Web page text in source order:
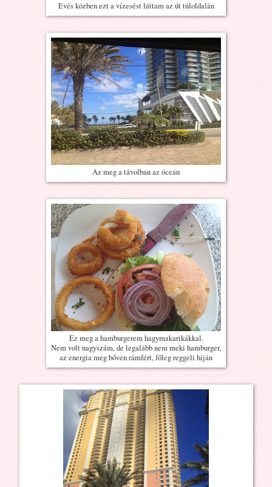
Evés közben ezt a vízesést láttam az út túloldalán
Az meg a távolban az óceán
Ez meg a hamburgerem hagymakarikákkal.
Nem volt nagyszám, de legalább nem meki hamburger,
az energia meg bőven rámfért, főleg reggeli híján